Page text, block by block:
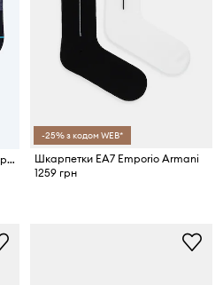
Шкарпетки Stance Gamut 2 3-pack
-25% з кодом WEB*
Шкарпетки EA7 Emporio Armani
1259 грн